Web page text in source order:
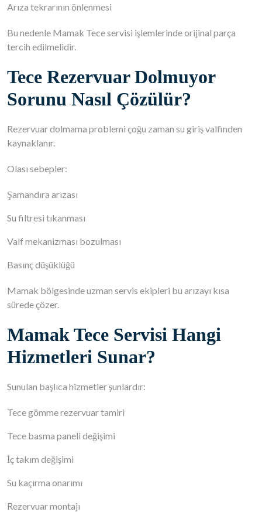
Arıza tekrarının önlenmesi
Bu nedenle Mamak Tece servisi işlemlerinde orijinal parça
tercih edilmelidir.
Tece Rezervuar Dolmuyor
Sorunu Nasıl Çözülür?
Rezervuar dolmama problemi çoğu zaman su giriş valfinden
kaynaklanır.
Olası sebepler:
Şamandıra arızası
Su filtresi tıkanması
Valf mekanizması bozulması
Basınç düşüklüğü
Mamak bölgesinde uzman servis ekipleri bu arızayı kısa
sürede çözer.
Mamak Tece Servisi Hangi
Hizmetleri Sunar?
Sunulan başlıca hizmetler şunlardır:
Tece gömme rezervuar tamiri
Tece basma paneli değişimi
İç takım değişimi
Su kaçırma onarımı
Rezervuar montajı